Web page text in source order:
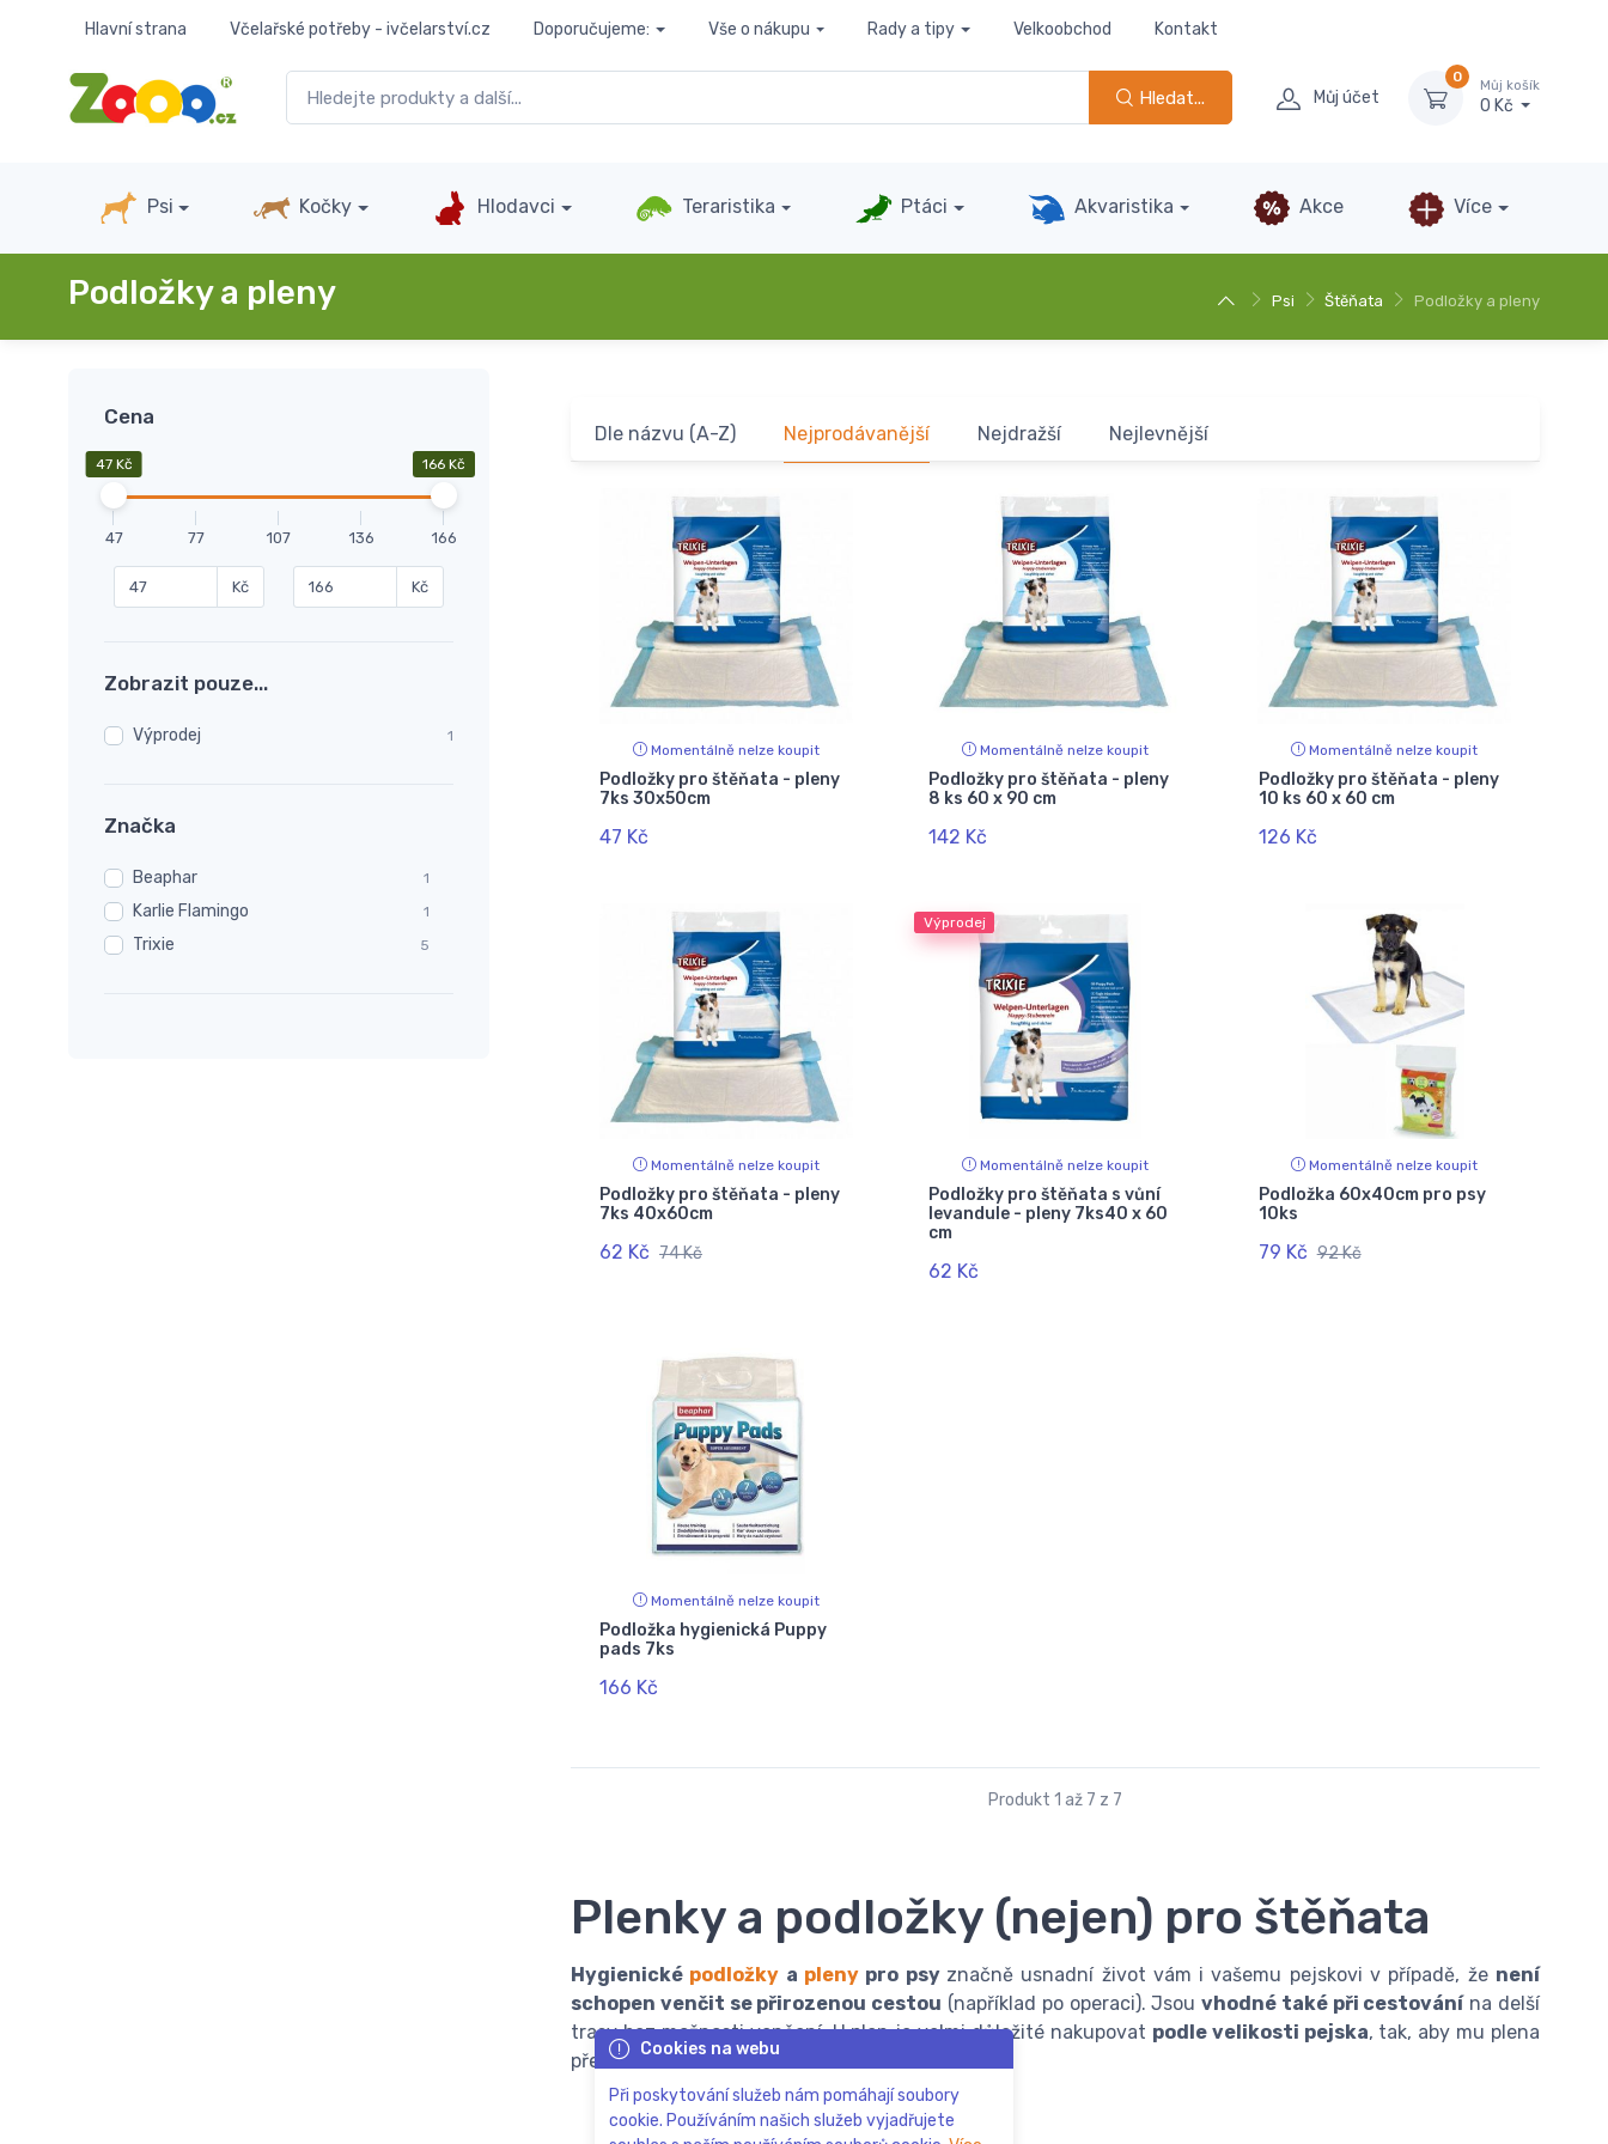
Hlavní strana Včelařské potřeby - ivčelarství.cz Doporučujeme: Vše o nákupu Rady a tipy Velkoobchod Kontakt
Hledat... Můj účet
0
Můj košík
0 Kč
Psi Kočky Hlodavci Teraristika Ptáci Akvaristika Akce Více
Psi Štěňata Podložky a pleny
Podložky a pleny
Cena
47 Kč 166 Kč
47 77 107 136 166
Kč Kč
Zobrazit pouze...
Výprodej 1
Značka
Beaphar 1
Karlie Flamingo 1
Trixie 5
Dle názvu (A-Z) Nejprodávanější Nejdražší Nejlevnější
Momentálně nelze koupit
Podložky pro štěňata - pleny
7ks 30x50cm
47 Kč
Momentálně nelze koupit
Podložky pro štěňata - pleny
8 ks 60 x 90 cm
142 Kč
Momentálně nelze koupit
Podložky pro štěňata - pleny
10 ks 60 x 60 cm
126 Kč
Momentálně nelze koupit
Podložky pro štěňata - pleny
7ks 40x60cm
62 Kč 74 Kč
Výprodej
Momentálně nelze koupit
Podložky pro štěňata s vůní
levandule - pleny 7ks40 x 60
cm
62 Kč
Momentálně nelze koupit
Podložka 60x40cm pro psy
10ks
79 Kč 92 Kč
Momentálně nelze koupit
Podložka hygienická Puppy
pads 7ks
166 Kč
Produkt 1 až 7 z 7
Plenky a podložky (nejen) pro štěňata
Hygienické podložky a plenypro psy značně usnadní život vám i vašemu pejskovi v případě, že není
schopen venčit se přirozenou cestou (například po operaci). Jsouvhodné také při cestovánína delší
trasy bez možnosti venčení. U plen je velmi důležité nakupovat podle velikosti pejska, tak, aby mu plena
přesně seděla.
Cookies na webu
Při poskytování služeb nám pomáhají soubory
cookie. Používáním našich služeb vyjadřujete